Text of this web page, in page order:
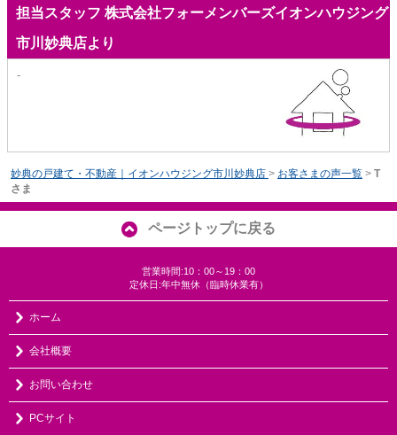
担当スタッフ 株式会社フォーメンバーズイオンハウジング
市川妙典店より
-
妙典の戸建て・不動産｜イオンハウジング市川妙典店 > お客さまの声一覧 > T
さま
ページトップに戻る
営業時間:10：00～19：00
定休日:年中無休（臨時休業有）
ホーム
会社概要
お問い合わせ
PCサイト